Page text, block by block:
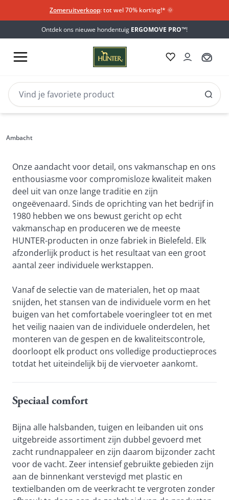
Zomeruitverkoop: tot wel 70% korting!*​ 🌞
Ontdek ons nieuwe hondentuig ERGOMOVE PRO™!
Ambacht
Onze aandacht voor detail, ons vakmanschap en ons
enthousiasme voor compromisloze kwaliteit maken
deel uit van onze lange traditie en zijn
ongeëvenaard. Sinds de oprichting van het bedrijf in
1980 hebben we ons bewust gericht op echt
vakmanschap en produceren we de meeste
HUNTER-producten in onze fabriek in Bielefeld. Elk
afzonderlijk product is het resultaat van een groot
aantal zeer individuele werkstappen.
Vanaf de selectie van de materialen, het op maat
snijden, het stansen van de individuele vorm en het
buigen van het comfortabele voeringleer tot en met
het veilig naaien van de individuele onderdelen, het
monteren van de gespen en de kwaliteitscontrole,
doorloopt elk product ons volledige productieproces
totdat het uiteindelijk bij de viervoeter aankomt.
Speciaal comfort
Bijna alle halsbanden, tuigen en leibanden uit ons
uitgebreide assortiment zijn dubbel gevoerd met
zacht rundnappaleer en zijn daarom bijzonder zacht
voor de vacht. Zeer intensief gebruikte gebieden zijn
aan de binnenkant verstevigd met plastic en
textielbanden om de veerkracht te vergroten zonder